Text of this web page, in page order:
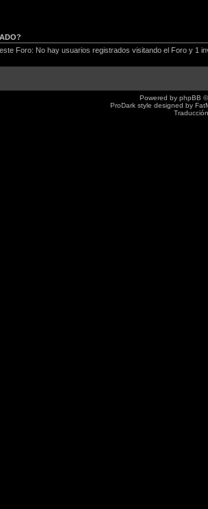
Foro: No hay usuarios registrados visitando el Foro y 1
Powered by phpBB
ProDark style designed by